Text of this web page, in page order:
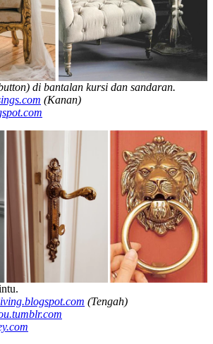
di bantalan kursi dan sandaran.
(Kanan)
(Tengah)